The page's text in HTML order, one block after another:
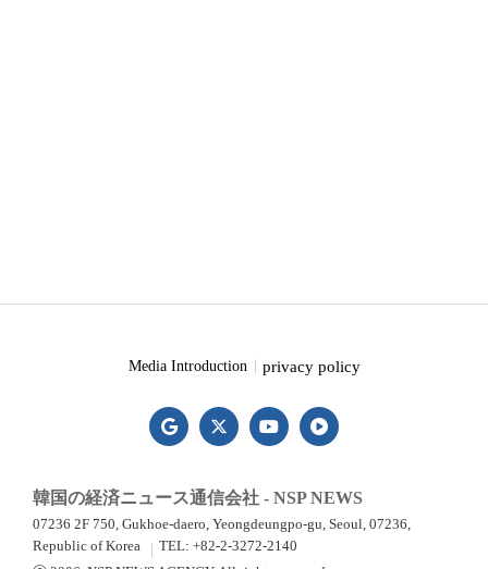
Media Introduction privacy policy
韓国の経済ニュース通信会社 - NSP NEWS
07236 2F 750, Gukhoe-daero, Yeongdeungpo-gu, Seoul, 07236,
Republic of Korea
TEL: +82-2-3272-2140